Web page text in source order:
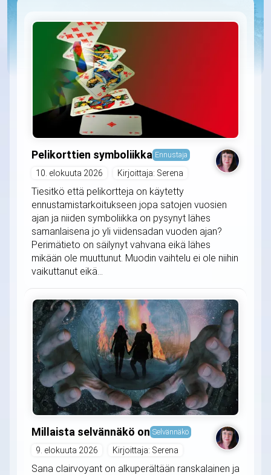
Pelikorttien symboliikka Ennustaja
10. elokuuta 2026 Kirjoittaja: Serena
Tiesitkö että pelikortteja on käytetty
ennustamistarkoitukseen jopa satojen vuosien
ajan ja niiden symboliikka on pysynyt lähes
samanlaisena jo yli viidensadan vuoden ajan?
Perimätieto on säilynyt vahvana eikä lähes
mikään ole muuttunut. Muodin vaihtelu ei ole niihin
vaikuttanut eikä...
Millaista selvännäkö on Selvännäkö
9. elokuuta 2026 Kirjoittaja: Serena
Sana clairvoyant on alkuperältään ranskalainen ja